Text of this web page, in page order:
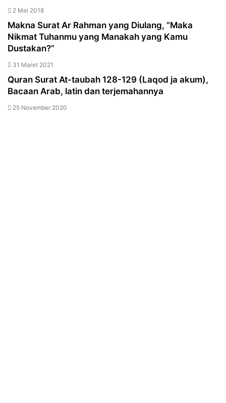
2 Mei 2018
Makna Surat Ar Rahman yang Diulang, “Maka
Nikmat Tuhanmu yang Manakah yang Kamu
Dustakan?”
31 Maret 2021
Quran Surat At-taubah 128-129 (Laqod ja akum),
Bacaan Arab, latin dan terjemahannya
25 November 2020